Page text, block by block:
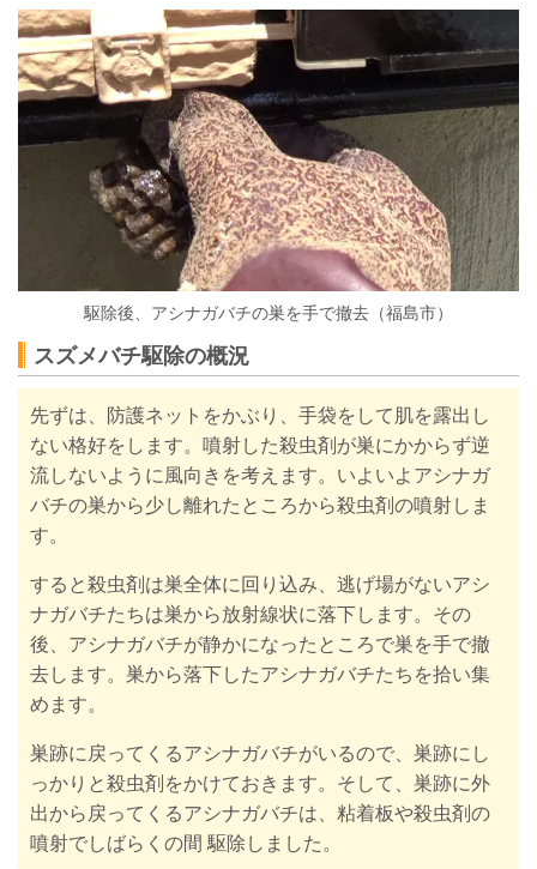
駆除後、アシナガバチの巣を手で撤去（福島市）
スズメバチ駆除の概況
先ずは、防護ネットをかぶり、手袋をして肌を露出し
ない格好をします。噴射した殺虫剤が巣にかからず逆
流しないように風向きを考えます。いよいよアシナガ
バチの巣から少し離れたところから殺虫剤の噴射しま
す。
すると殺虫剤は巣全体に回り込み、逃げ場がないアシ
ナガバチたちは巣から放射線状に落下します。その
後、アシナガバチが静かになったところで巣を手で撤
去します。巣から落下したアシナガバチたちを拾い集
めます。
巣跡に戻ってくるアシナガバチがいるので、巣跡にし
っかりと殺虫剤をかけておきます。そして、巣跡に外
出から戻ってくるアシナガバチは、粘着板や殺虫剤の
噴射でしばらくの間 駆除しました。